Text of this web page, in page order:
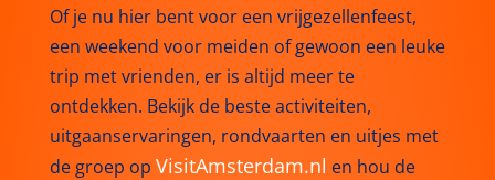
Of je nu hier bent voor een vrijgezellenfeest,
een weekend voor meiden of gewoon een leuke
trip met vrienden, er is altijd meer te
ontdekken. Bekijk de beste activiteiten,
uitgaanservaringen, rondvaarten en uitjes met
de groep op VisitAmsterdam.nl en hou de